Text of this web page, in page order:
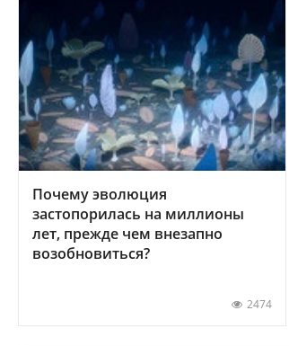
Почему эволюция
застопорилась на миллионы
лет, прежде чем внезапно
возобновиться?
2474